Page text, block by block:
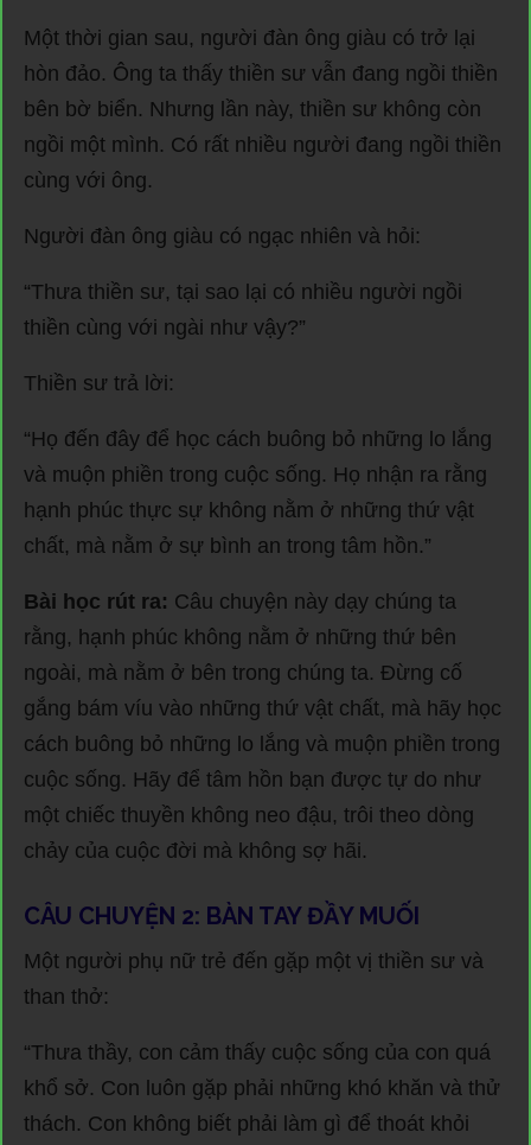
Một thời gian sau, người đàn ông giàu có trở lại
hòn đảo. Ông ta thấy thiền sư vẫn đang ngồi thiền
bên bờ biển. Nhưng lần này, thiền sư không còn
ngồi một mình. Có rất nhiều người đang ngồi thiền
cùng với ông.
Người đàn ông giàu có ngạc nhiên và hỏi:
“Thưa thiền sư, tại sao lại có nhiều người ngồi
thiền cùng với ngài như vậy?”
Thiền sư trả lời:
“Họ đến đây để học cách buông bỏ những lo lắng
và muộn phiền trong cuộc sống. Họ nhận ra rằng
hạnh phúc thực sự không nằm ở những thứ vật
chất, mà nằm ở sự bình an trong tâm hồn.”
Bài học rút ra: Câu chuyện này dạy chúng ta
rằng, hạnh phúc không nằm ở những thứ bên
ngoài, mà nằm ở bên trong chúng ta. Đừng cố
gắng bám víu vào những thứ vật chất, mà hãy học
cách buông bỏ những lo lắng và muộn phiền trong
cuộc sống. Hãy để tâm hồn bạn được tự do như
một chiếc thuyền không neo đậu, trôi theo dòng
chảy của cuộc đời mà không sợ hãi.
CÂU CHUYỆN 2: BÀN TAY ĐẦY MUỐI
Một người phụ nữ trẻ đến gặp một vị thiền sư và
than thở:
“Thưa thầy, con cảm thấy cuộc sống của con quá
khổ sở. Con luôn gặp phải những khó khăn và thử
thách. Con không biết phải làm gì để thoát khỏi